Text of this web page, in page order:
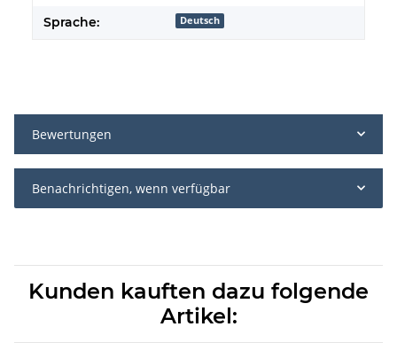
Sprache: Deutsch
Bewertungen
Benachrichtigen, wenn verfügbar
Kunden kauften dazu folgende
Artikel: